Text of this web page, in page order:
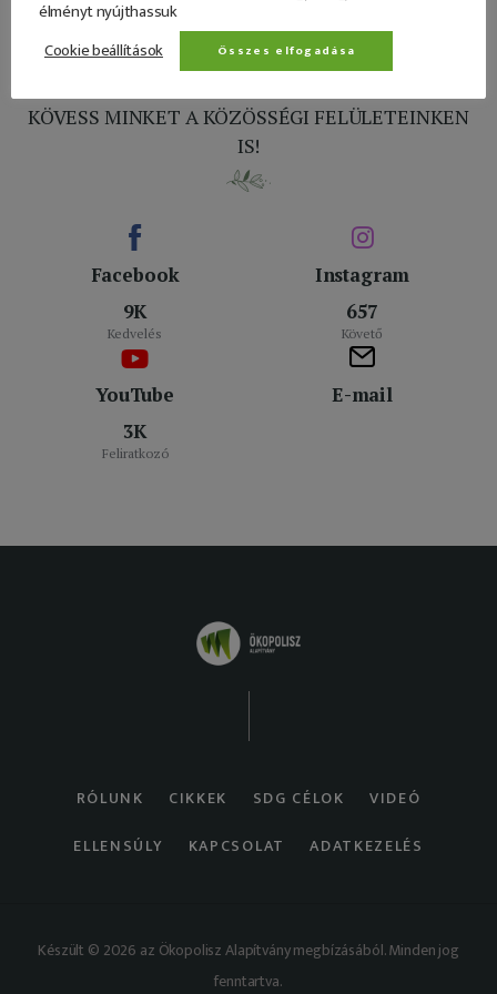
KÖVESS MINKET A KÖZÖSSÉGI FELÜLETEINKEN
IS!
Facebook
9K
Kedvelés
Instagram
657
Követő
YouTube
3K
Feliratkozó
E-mail
RÓLUNK CIKKEK SDG CÉLOK
VIDEÓ
ELLENSÚLY
KAPCSOLAT ADATKEZELÉS
Készült © 2026 az Ökopolisz Alapítvány megbízásából. Minden jog
fenntartva.
élményt nyújthassuk
Cookie beállítások
Összes elfogadása